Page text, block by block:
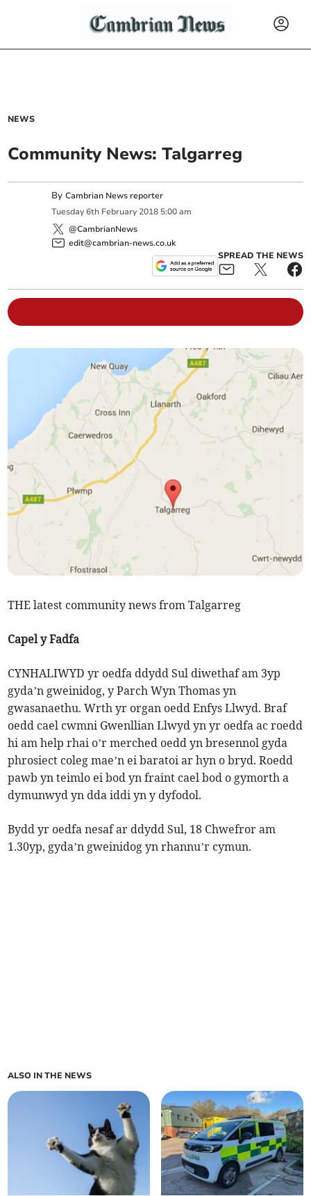
NEWS
Community News: Talgarreg
ByCambrian News reporter
Tuesday 6th February 2018 5:00 am
@CambrianNews
edit@cambrian-news.co.uk
SPREAD THE NEWS
THE latest community news from Talgarreg
Capel y Fadfa
CYNHALIWYD yr oedfa ddydd Sul diwethaf am 3yp
gyda’n gweinidog, y Parch Wyn Thomas yn
gwasanaethu. Wrth yr organ oedd Enfys Llwyd. Braf
oedd cael cwmni Gwenllian Llwyd yn yr oedfa ac roedd
hi am help rhai o’r merched oedd yn bresennol gyda
phrosiect coleg mae’n ei baratoi ar hyn o bryd. Roedd
pawb yn teimlo ei bod yn fraint cael bod o gymorth a
dymunwyd yn dda iddi yn y dyfodol.
Bydd yr oedfa nesaf ar ddydd Sul, 18 Chwefror am
1.30yp, gyda’n gweinidog yn rhannu’r cymun.
ALSO IN THE NEWS